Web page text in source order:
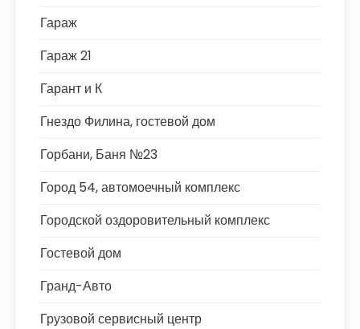
Гараж
Гараж 21
Гарант и К
Гнездо Филина, гостевой дом
Горбани, Баня №23
Город 54, автомоечный комплекс
Городской оздоровительный комплекс
Гостевой дом
Гранд-Авто
Грузовой сервисный центр